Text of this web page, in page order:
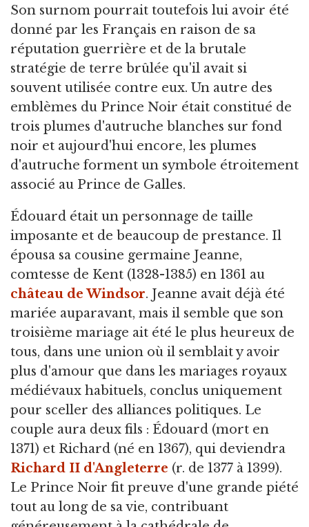
Son surnom pourrait toutefois lui avoir été
donné par les Français en raison de sa
réputation guerrière et de la brutale
stratégie de terre brûlée qu'il avait si
souvent utilisée contre eux. Un autre des
emblèmes du Prince Noir était constitué de
trois plumes d'autruche blanches sur fond
noir et aujourd'hui encore, les plumes
d'autruche forment un symbole étroitement
associé au Prince de Galles.
Édouard était un personnage de taille
imposante et de beaucoup de prestance. Il
épousa sa cousine germaine Jeanne,
comtesse de Kent (1328-1385) en 1361 au
château de Windsor. Jeanne avait déjà été
mariée auparavant, mais il semble que son
troisième mariage ait été le plus heureux de
tous, dans une union où il semblait y avoir
plus d'amour que dans les mariages royaux
médiévaux habituels, conclus uniquement
pour sceller des alliances politiques. Le
couple aura deux fils : Édouard (mort en
1371) et Richard (né en 1367), qui deviendra
Richard II d'Angleterre (r. de 1377 à 1399).
Le Prince Noir fit preuve d'une grande piété
tout au long de sa vie, contribuant